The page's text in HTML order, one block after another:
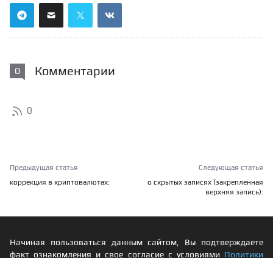
0 Комментарии
0
Предыдущая статья
коррекция в криптовалютах:
Следующая статья
о скрытых записях (закрепленная
верхняя запись):
Начиная пользоваться данным сайтом, Вы подтверждаете
факт ознакомления и свое согласие с условиями Политики